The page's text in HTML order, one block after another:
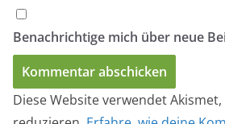
Benachrichtige mich über neue
Diese Website verwendet